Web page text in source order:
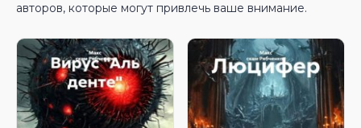
авторов, которые могут привлечь ваше внимание.